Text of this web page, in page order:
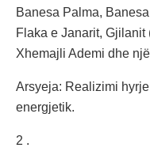
Banesa Palma,
Flaka e Janarit,
Xhemajli Ademi dhe
Arsyeja: Realizimi
energjetik.
2 .